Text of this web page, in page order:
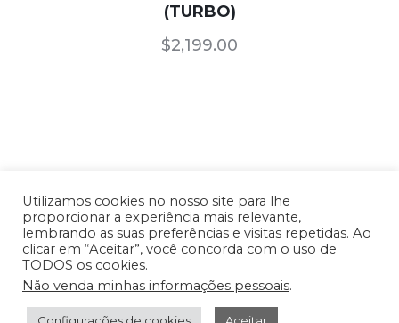
(TURBO)
$2,199.00
Nossos Produtos/Termos de Uso e
Condições/
Copyright © 2026 TTR CNC USA - Todos os
direitos reservados. Site desenvolvido por
Utilizamos cookies no nosso site para lhe
proporcionar a experiência mais relevante,
lembrando as suas preferências e visitas repetidas. Ao
clicar em “Aceitar”, você concorda com o uso de
TODOS os cookies.
Não venda minhas informações pessoais.